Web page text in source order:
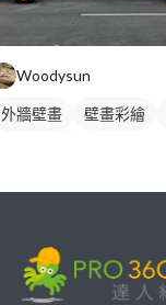
Woodysun
外牆壁畫 壁畫彩繪